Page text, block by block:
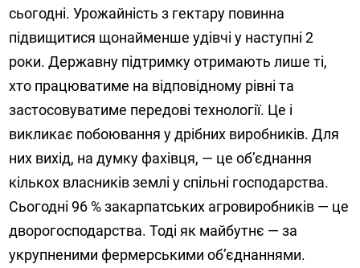
сьогодні. Урожайність з гектару повинна
підвищитися щонайменше удівчі у наступні 2
роки. Державну підтримку отримають лише ті,
хто працюватиме на відповідному рівні та
застосовуватиме передові технології. Це і
викликає побоювання у дрібних виробників. Для
них вихід, на думку фахівця, — це об’єднання
кількох власників землі у спільні господарства.
Сьогодні 96 % закарпатських агровиробників — це
дворогосподарства. Тоді як майбутнє — за
укрупненими фермерськими об’єднаннями.